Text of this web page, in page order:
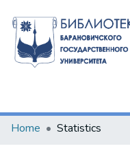
Communities & Collections
Home Statistics